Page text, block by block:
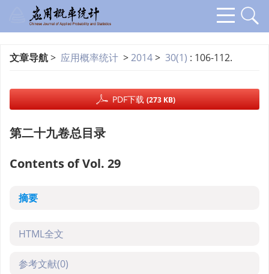
文章导航> 应用概率统计 >2014> 30(1) : 106-112.
PDF下载(273 KB)
第二十九卷总目录
Contents of Vol. 29
摘要
HTML全文
参考文献(0)